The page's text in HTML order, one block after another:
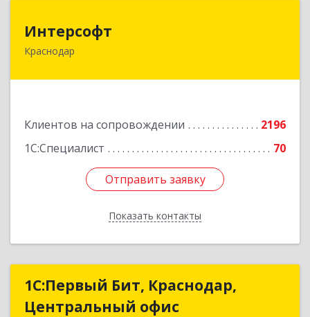
Интерсофт
Краснодар
Клиентов на сопровождении
2196
1С:Специалист
70
Отправить заявку
Показать контакты
350020, Краснодарский край, Краснодар г,
Отправить заявку
Назад
1С:Первый Бит, Краснодар,
Центральный офис
1С:Первый Бит, Краснодар,
Центральный офис